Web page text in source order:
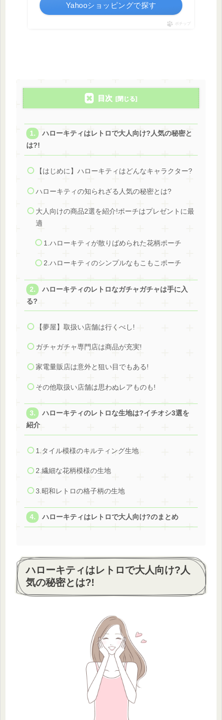
Yahooショッピングで探す
ポチップ
目次
ハローキティはレトロで大人向け?人気の秘密と
は?!
【はじめに】ハローキティはどんなキャラクター?
ハローキティの知られざる人気の秘密とは?
大人向けの商品2選を紹介!ポーチはプレゼントに最
適
1.ハローキティが散りばめられた花柄ポーチ
2.ハローキティのシンプルなもこもこポーチ
ハローキティのレトロなガチャガチャは手に入
る?
【夢屋】取扱い店舗は行くべし!
ガチャガチャ専門店は商品が充実!
家電量販店は意外と狙い目でもある!
その他取扱い店舗は思わぬレアものも!
ハローキティのレトロな生地は?イチオシ3選を
紹介
1.タイル模様のキルティング生地
2.繊細な花柄模様の生地
3.昭和レトロの格子柄の生地
ハローキティはレトロで大人向け?のまとめ
ハローキティはレトロで大人向け?人
気の秘密とは?!